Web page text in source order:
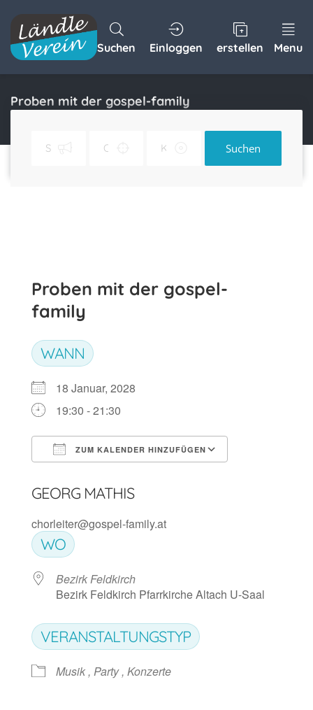
Suchen Einloggen erstellen Menu
Proben mit der gospel-family
Suchen
Proben mit der gospel-
family
WANN
18 Januar, 2028
19:30 - 21:30
ZUM KALENDER HINZUFÜGEN
GEORG MATHIS
chorleiter@gospel-family.at
WO
Bezirk Feldkirch
Bezirk Feldkirch Pfarrkirche Altach U-Saal
VERANSTALTUNGSTYP
Musik , Party , Konzerte